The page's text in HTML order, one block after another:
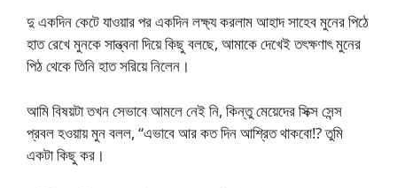
দু একদিন কেটে যাওয়ার পর একদিন লক্ষ্য করলাম আহাদ সাহেব মুনের পিঠে
হাত রেখে মুনকে সান্ত্বনা দিয়ে কিছু বলছে, আমাকে দেখেই তৎক্ষণাৎ মুনের
পিঠ থেকে তিনি হাত সরিয়ে নিলেন।
আমি বিষয়টা তখন সেভাবে আমলে নেই নি, কিন্তু মেয়েদের সিক্স সেন্স
প্রবল হওয়ায় মুন বলল, “এভাবে আর কত দিন আশ্রিত থাকবো!? তুমি
একটা কিছু কর।